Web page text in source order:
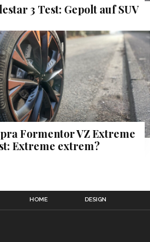
3 Test: Gepolt auf SUV
Formentor VZ Extreme
Extreme extrem?
HOME DESIGN